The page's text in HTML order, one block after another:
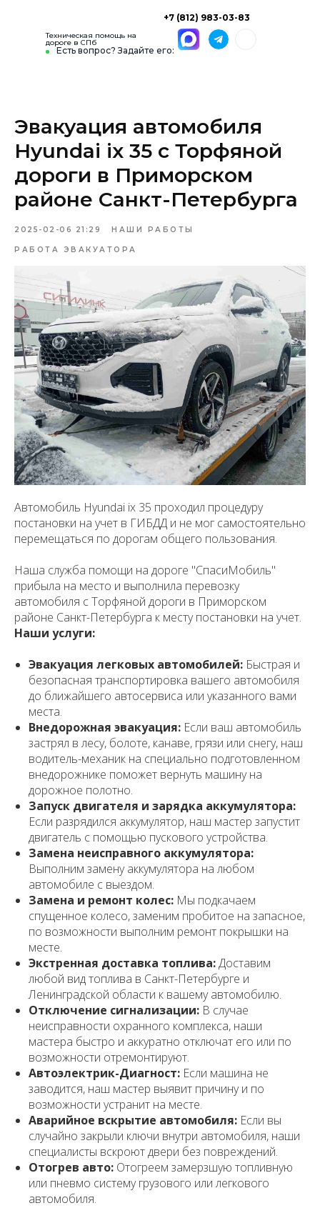
Есть вопрос? Задайте его:
+7 (812) 983-03-83
Техническая помощь на
дороге в СПб
Эвакуация автомобиля
Hyundai ix 35 с Торфяной
дороги в Приморском
районе Санкт-Петербурга
2025-02-06 21:29 НАШИ РАБОТЫ
РАБОТА ЭВАКУАТОРА
Автомобиль Hyundai ix 35 проходил процедуру
постановки на учет в ГИБДД и не мог самостоятельно
перемещаться по дорогам общего пользования.
Наша служба помощи на дороге "СпасиМобиль"
прибыла на место и выполнила перевозку
автомобиля с Торфяной дороги в Приморском
районе Санкт-Петербурга к месту постановки на учет.
Наши услуги:
Эвакуация легковых автомобилей: Быстрая и
безопасная транспортировка вашего автомобиля
до ближайшего автосервиса или указанного вами
места.
Внедорожная эвакуация: Если ваш автомобиль
застрял в лесу, болоте, канаве, грязи или снегу, наш
водитель-механик на специально подготовленном
внедорожнике поможет вернуть машину на
дорожное полотно.
Запуск двигателя и зарядка аккумулятора:
Если разрядился аккумулятор, наш мастер запустит
двигатель с помощью пускового устройства.
Замена неисправного аккумулятора:
Выполним замену аккумулятора на любом
автомобиле с выездом.
Замена и ремонт колес: Мы подкачаем
спущенное колесо, заменим пробитое на запасное,
по возможности выполним ремонт покрышки на
месте.
Экстренная доставка топлива:Доставим
любой вид топлива в Санкт-Петербурге и
Ленинградской области к вашему автомобилю.
Отключение сигнализации: В случае
неисправности охранного комплекса, наши
мастера быстро и аккуратно отключат его или по
возможности отремонтируют.
Автоэлектрик-Диагност: Если машина не
заводится, наш мастер выявит причину и по
возможности устранит на месте.
Аварийное вскрытие автомобиля: Если вы
случайно закрыли ключи внутри автомобиля, наши
специалисты вскроют двери без повреждений.
Отогрев авто: Отогреем замерзшую топливную
или пневмо систему грузового или легкового
автомобиля.